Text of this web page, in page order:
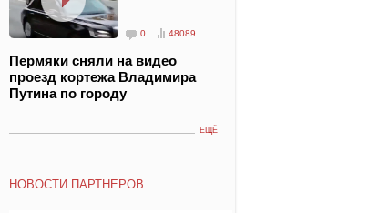
0 48089
Пермяки сняли на видео
проезд кортежа Владимира
Путина по городу
ЕЩЁ
НОВОСТИ ПАРТНЕРОВ